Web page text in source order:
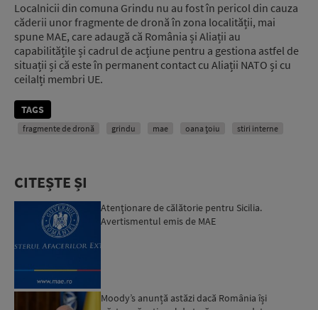
Localnicii din comuna Grindu nu au fost în pericol din cauza
căderii unor fragmente de dronă în zona localității, mai
spune MAE, care adaugă că România și Aliații au
capabilitățile și cadrul de acțiune pentru a gestiona astfel de
situații și că este în permanent contact cu Aliații NATO și cu
ceilalți membri UE.
TAGS
fragmente de dronă grindu mae oana țoiu stiri interne
CITEȘTE ȘI
Atenţionare de călătorie pentru Sicilia.
Avertismentul emis de MAE
Moody’s anunță astăzi dacă România își